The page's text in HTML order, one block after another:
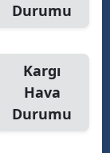
Durumu
Kargı
Hava
Durumu